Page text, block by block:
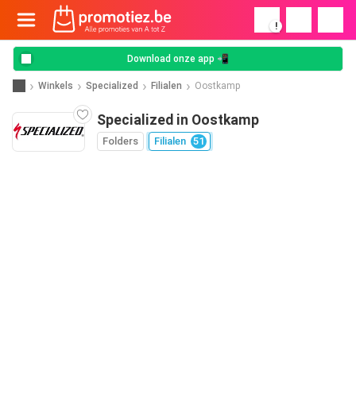
!
Download onze app 📲
Winkels Specialized Filialen Oostkamp
Specialized in Oostkamp
Folders Filialen 51